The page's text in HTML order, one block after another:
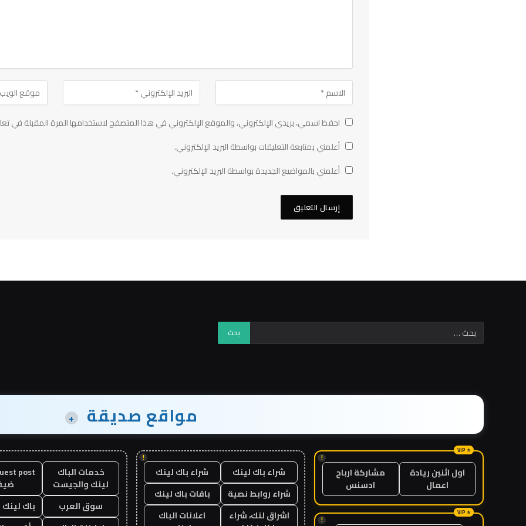
احفظ اسمي، بريدي الإلكتروني، والموقع الإلكتروني في هذا المتصفح لاستخدامها المرة المقبلة في
أعلمني بمتابعة التعليقات بواسطة البريد الإلكتروني.
أعلمني بالمواضيع الجديدة بواسطة البريد الإلكتروني.
مواقع صديقة +
!
اول اثنين ريادة
اعمال
مشاركة ارباح
ادسنس
!
!
شراء باك لينك
شراء باك لينك
شراء روابط نصية
باقات باك لينك
اشراق لنك، شراء
اعلانات الباك
خدمات الباك
لينك والجيست
سوق العرب
باك لينك